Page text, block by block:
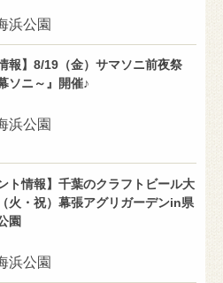
浜公園
報】8/19（金）サマソニ前夜祭
ソニ～』開催♪
浜公園
ト情報】千葉のクラフトビール大
火・祝）幕張アグリガーデンin県
園
浜公園